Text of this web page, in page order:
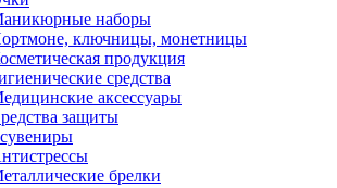
наборы
ключницы, монетницы
продукция
средства
аксессуары
защиты
брелки